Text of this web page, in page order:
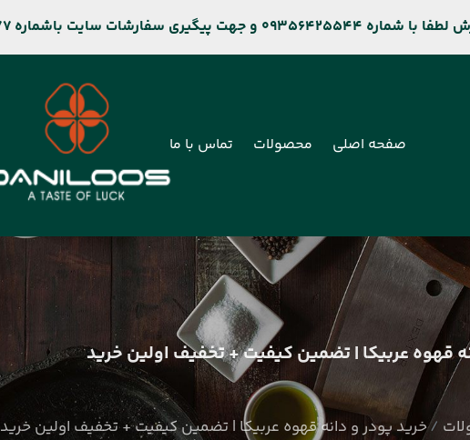
باشماره 09106909677 تماس بگیرید.
صفحه اصلی محصولات تماس با ما
قهوه عربیکا | تضمین کیفیت + تخفیف اولین خرید
خرید پودر و دانه قهوه عربیکا | تضمین کیفیت + تخفیف اولین خرید